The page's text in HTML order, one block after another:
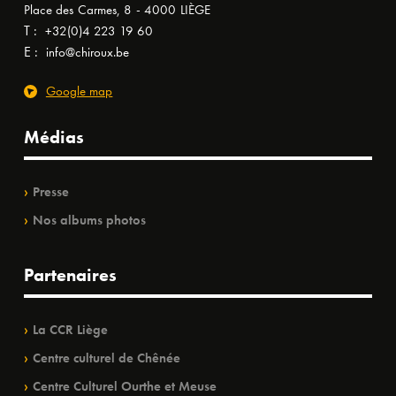
Place des Carmes, 8 - 4000 LIÈGE
T : +32(0)4 223 19 60
E : info@chiroux.be
Google map
Médias
Presse
Nos albums photos
Partenaires
La CCR Liège
Centre culturel de Chênée
Centre Culturel Ourthe et Meuse